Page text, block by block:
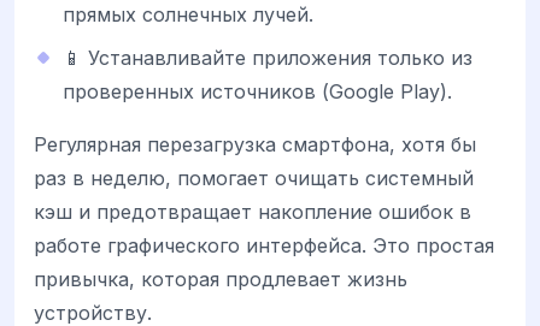
прямых солнечных лучей.
📱 Устанавливайте приложения только из
проверенных источников (Google Play).
Регулярная перезагрузка смартфона, хотя бы
раз в неделю, помогает очищать системный
кэш и предотвращает накопление ошибок в
работе графического интерфейса. Это простая
привычка, которая продлевает жизнь
устройству.